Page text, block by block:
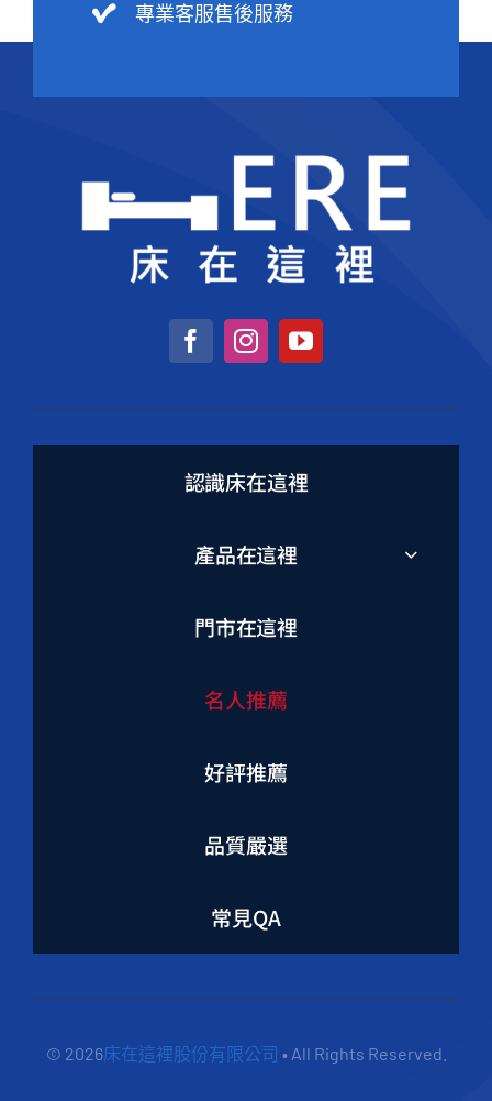
專業客服售後服務
認識床在這裡
產品在這裡
門市在這裡
名人推薦
好評推薦
品質嚴選
常見QA
© 2026床在這裡股份有限公司 • All Rights Reserved.